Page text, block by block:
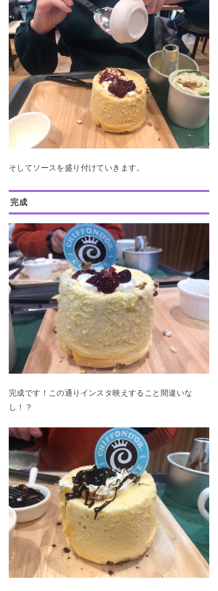
そしてソースを盛り付けていきます。
完成
完成です！この通りインスタ映えすること間違いな
し！？